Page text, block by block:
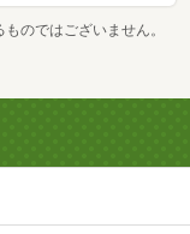
のではございません。